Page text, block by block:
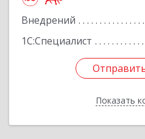
Внедрений
1С:Специалист
Показать